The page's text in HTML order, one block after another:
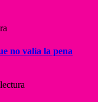
no valía la pena